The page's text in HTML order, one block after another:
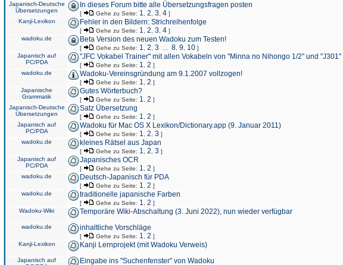
Japanisch-Deutsche
Übersetzungen
In dieses Forum bitte alle Übersetzungsfragen posten
[ Gehe zu Seite: 1 2 3 4 ]
Kanji-Lexikon Fehler in den Bildern: Strichreihenfolge
[ Gehe zu Seite: 1 2 3 4 ]
wadoku.de Beta Version des neuen Wadoku zum Testen!
[ Gehe zu Seite: 1 2 3 8 9 10 ]
Japanisch auf
PC/PDA
"JFC Vokabel Trainer" mit allen Vokabeln von "Minna no Nihongo 1/2" und "J301"
[ Gehe zu Seite: 1 2 ]
wadoku.de Wadoku-Vereinsgründung am 9.1.2007 vollzogen!
[ Gehe zu Seite: 1 2 ]
Japanische
Grammatik
Gutes Wörterbuch?
[ Gehe zu Seite: 1 2 ]
Japanisch-Deutsche
Übersetzungen
Satz Übersetzung
[ Gehe zu Seite: 1 2 ]
Japanisch auf
PC/PDA
Wadoku für Mac OS X Lexikon/Dictionary.app (9. Januar 2011)
[ Gehe zu Seite: 1 2 3 ]
wadoku.de kleines Rätsel aus Japan
[ Gehe zu Seite: 1 2 3 ]
Japanisch auf
PC/PDA
Japanisches OCR
[ Gehe zu Seite: 1 2 ]
wadoku.de Deutsch-Japanisch für PDA
[ Gehe zu Seite: 1 2 ]
wadoku.de traditionelle japanische Farben
[ Gehe zu Seite: 1 2 ]
Wadoku-Wiki Temporäre Wiki-Abschaltung (3. Juni 2022), nun wieder verfügbar
wadoku.de inhaltliche Vorschläge
[ Gehe zu Seite: 1 2 ]
Kanji-Lexikon Kanji Lernprojekt (mit Wadoku Verweis)
Japanisch auf
Eingabe ins "Suchenfenster" von Wadoku